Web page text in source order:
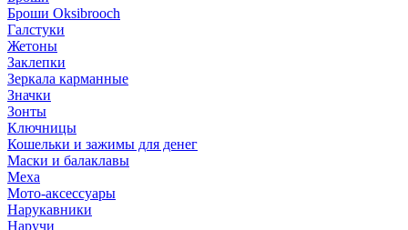
Броши Oksibrooch
Галстуки
Жетоны
Заклепки
Зеркала карманные
Значки
Зонты
Ключницы
Кошельки и зажимы для денег
Маски и балаклавы
Меха
Мото-аксессуары
Нарукавники
Наручи